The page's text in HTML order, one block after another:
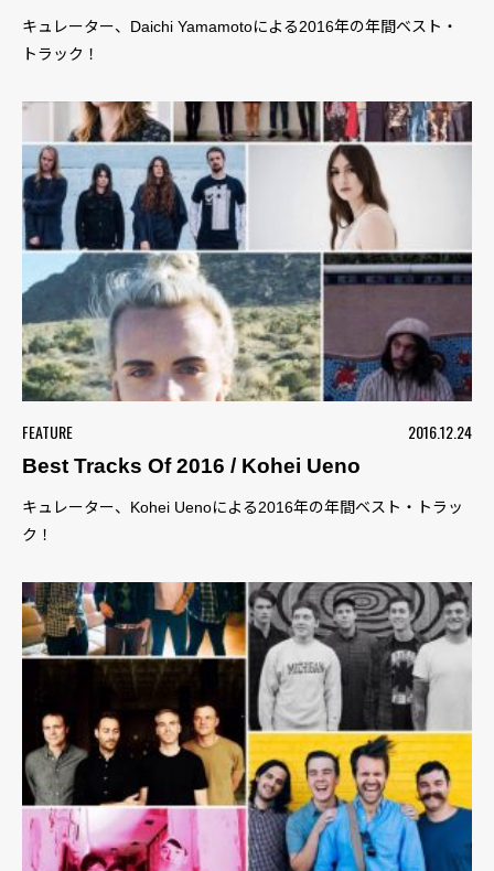
キュレーター、Daichi Yamamotoによる2016年の年間ベスト・
トラック！
FEATURE
2016.12.24
Best Tracks Of 2016 / Kohei Ueno
キュレーター、Kohei Uenoによる2016年の年間ベスト・トラッ
ク！